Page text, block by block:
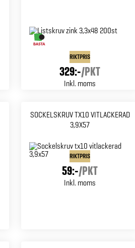
RIKTPRIS
329:-/PKT
Inkl. moms
SOCKELSKRUV TX10 VITLACKERAD
3,9X57
RIKTPRIS
59:-/PKT
Inkl. moms